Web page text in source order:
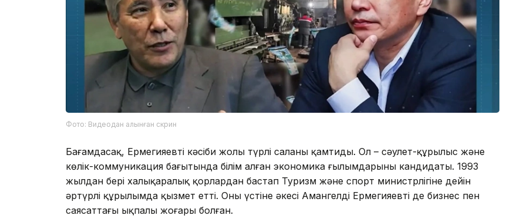
Фото: Видеодан алынған скрин
Бағамдасақ, Ермегияевтің кәсіби жолы түрлі саланы қамтиды. Ол – сәулет-құрылыс және
көлік-коммуникация бағытында білім алған экономика ғылымдарының кандидаты. 1993
жылдан бері халықаралық қорлардан бастап Туризм және спорт министрлігіне дейін
әртүрлі құрылымда қызмет етті. Оның үстіне әкесі Амангелді Ермегияевтің де бизнес пен
саясаттағы ықпалы жоғары болған.